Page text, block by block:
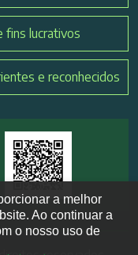
fins lucrativos
e reconhecidos
a melhor
Ao continuar a
o nosso uso de